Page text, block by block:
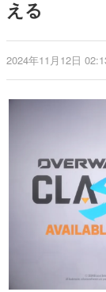
ゲ
日
ル
解
『
一
ゲ
具
える
2024年11月12日